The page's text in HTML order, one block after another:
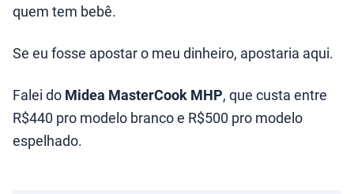
quem tem bebê.
Se eu fosse apostar o meu dinheiro, apostaria aqui.
Falei do Midea MasterCook MHP, que custa entre
R$440 pro modelo branco e R$500 pro modelo
espelhado.